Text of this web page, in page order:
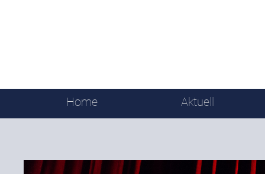
Home Aktuell